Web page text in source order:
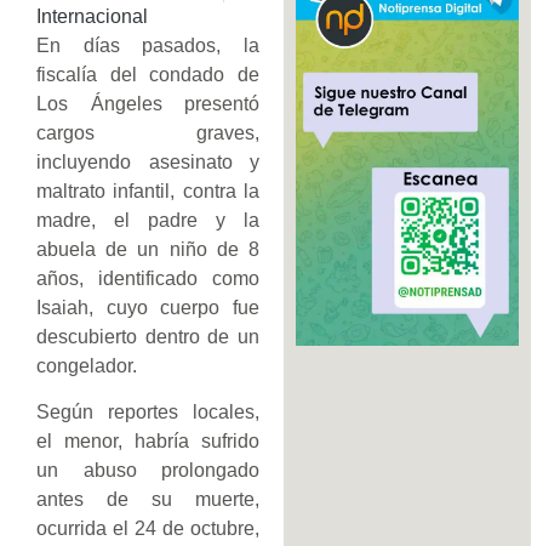
Internacional
En días pasados, la
fiscalía del condado de
Los Ángeles presentó
cargos graves,
incluyendo asesinato y
maltrato infantil, contra la
madre, el padre y la
abuela de un niño de 8
años, identificado como
Isaiah, cuyo cuerpo fue
descubierto dentro de un
congelador.
Según reportes locales,
el menor, habría sufrido
un abuso prolongado
antes de su muerte,
ocurrida el 24 de octubre,